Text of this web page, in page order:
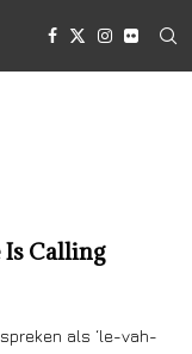
Calling
als ‘le-vah-